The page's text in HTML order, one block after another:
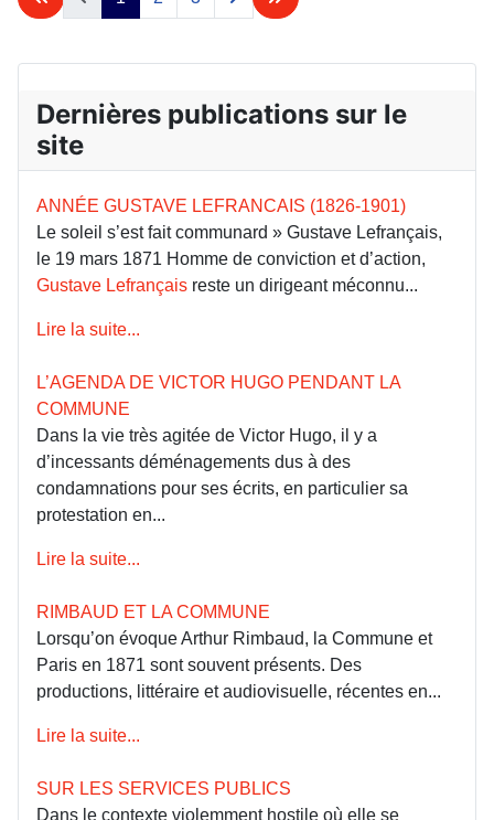
Dernières publications sur le
site
ANNÉE GUSTAVE LEFRANCAIS (1826-1901)
Le soleil s’est fait communard » Gustave Lefrançais,
le 19 mars 1871 Homme de conviction et d’action,
Gustave Lefrançais reste un dirigeant méconnu...
Lire la suite...
L’AGENDA DE VICTOR HUGO PENDANT LA
COMMUNE
Dans la vie très agitée de Victor Hugo, il y a
d’incessants déménagements dus à des
condamnations pour ses écrits, en particulier sa
protestation en...
Lire la suite...
RIMBAUD ET LA COMMUNE
Lorsqu’on évoque Arthur Rimbaud, la Commune et
Paris en 1871 sont souvent présents. Des
productions, littéraire et audiovisuelle, récentes en...
Lire la suite...
SUR LES SERVICES PUBLICS
Dans le contexte violemment hostile où elle se